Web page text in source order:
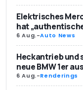
Elektrisches
hat
6 Aug.-Auto News
Heckantrieb und
neue BMW 1er
6 Aug.-Renderings